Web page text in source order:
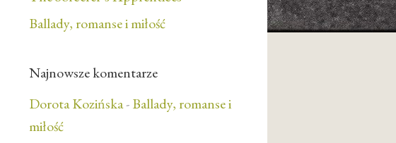
Ballady, romanse i miłość
Najnowsze komentarze
Dorota Kozińska-Ballady, romanse i
miłość